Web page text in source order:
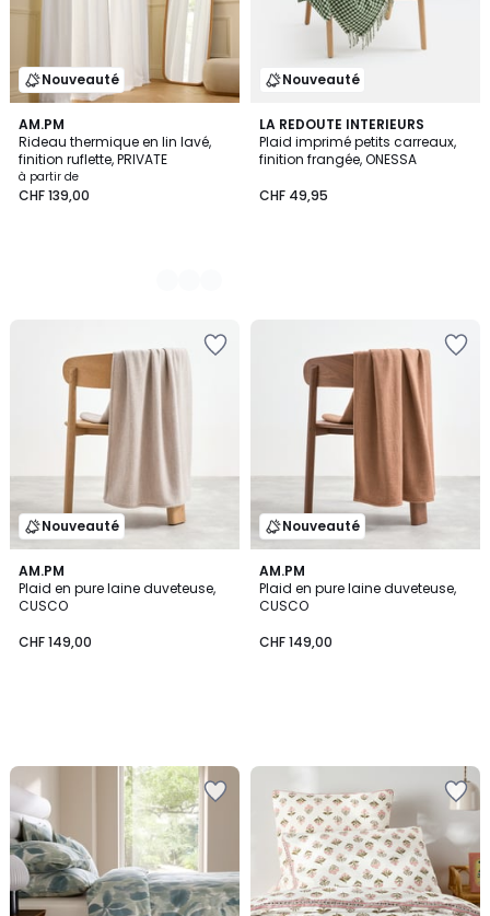
Nouveauté
AM.PM
Rideau thermique en lin lavé,
finition ruflette, PRIVATE
à partir de
CHF 139,00
4
Couleurs
Nouveauté
LA REDOUTE INTERIEURS
Plaid imprimé petits carreaux,
finition frangée, ONESSA
CHF 49,95
Nouveauté
AM.PM
Plaid en pure laine duveteuse,
CUSCO
CHF 149,00
Nouveauté
AM.PM
Plaid en pure laine duveteuse,
CUSCO
CHF 149,00